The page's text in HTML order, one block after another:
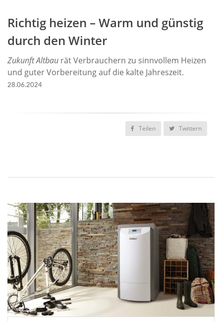
Richtig heizen – Warm und günstig
durch den Winter
Zukunft Altbau rät Verbrauchern zu sinnvollem Heizen
und guter Vorbereitung auf die kalte Jahreszeit.
28.06.2024
Teilen Twittern